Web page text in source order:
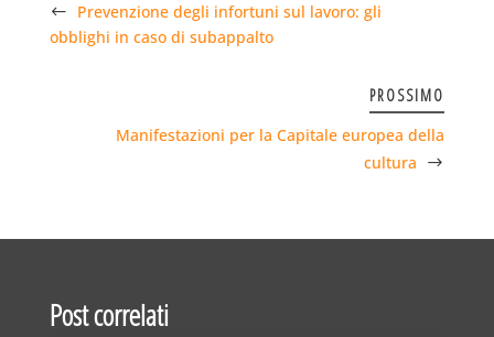
Prevenzione degli infortuni sul lavoro: gli
obblighi in caso di subappalto
PROSSIMO
Manifestazioni per la Capitale europea della
cultura
Post correlati